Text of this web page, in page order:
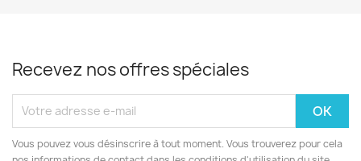
Recevez nos offres spéciales
Vous pouvez vous désinscrire à tout moment. Vous trouverez pour cela